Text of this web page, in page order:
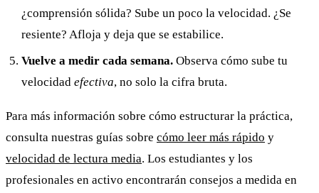
¿comprensión sólida? Sube un poco la velocidad. ¿Se
resiente? Afloja y deja que se estabilice.
Vuelve a medir cada semana. Observa cómo sube tu
velocidadefectiva, no solo la cifra bruta.
Para más información sobre cómo estructurar la práctica,
consulta nuestras guías sobre cómo leer más rápido y
velocidad de lectura media. Los estudiantes y los
profesionales en activo encontrarán consejos a medida en